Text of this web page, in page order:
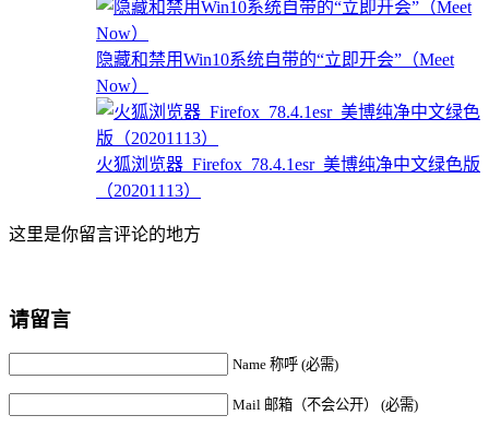
隐藏和禁用Win10系统自带的“立即开会”（Meet
Now）
火狐浏览器_Firefox_78.4.1esr_美博纯净中文绿色版
（20201113）
这里是你留言评论的地方
请留言
Name 称呼 (必需)
Mail 邮箱（不会公开） (必需)